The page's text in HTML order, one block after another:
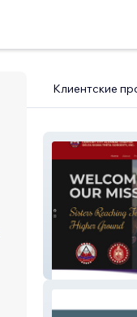
Клиентские
CCAC-DST